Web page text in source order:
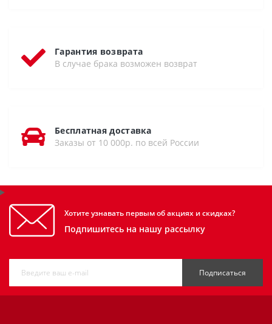
Гарантия возврата
В случае брака возможен возврат
Бесплатная доставка
Заказы от 10 000р. по всей России
Хотите узнавать первым об акциях и скидках?
Подпишитесь на нашу рассылку
Подписаться